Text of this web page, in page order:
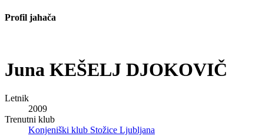
Profil jahača
Juna KEŠELJ DJOKOVIČ
Letnik
2009
Trenutni klub
Konjeniški klub Stožice Ljubljana